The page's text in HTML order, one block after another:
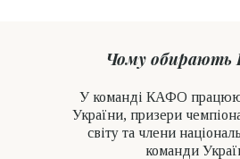
Чому
У команді КАФО
України, призери
світу та члени
команди